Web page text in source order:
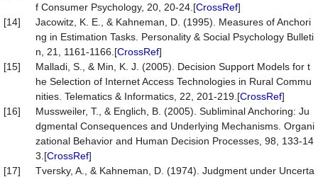
f Consumer Psychology, 20, 20-24.[CrossRef]
[14]
Jacowitz, K. E., & Kahneman, D. (1995). Measures of Anchori
ng in Estimation Tasks. Personality & Social Psychology Bulleti
n, 21, 1161-1166.[CrossRef]
[15]
Malladi, S., & Min, K. J. (2005). Decision Support Models for t
he Selection of Internet Access Technologies in Rural Commu
nities. Telematics & Informatics, 22, 201-219.[CrossRef]
[16]
Mussweiler, T., & Englich, B. (2005). Subliminal Anchoring: Ju
dgmental Consequences and Underlying Mechanisms. Organi
zational Behavior and Human Decision Processes, 98, 133-14
3.[CrossRef]
[17]
Tversky, A., & Kahneman, D. (1974). Judgment under Uncerta